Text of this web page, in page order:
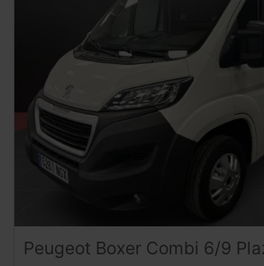
Peugeot Boxer Combi 6/9 Plazas